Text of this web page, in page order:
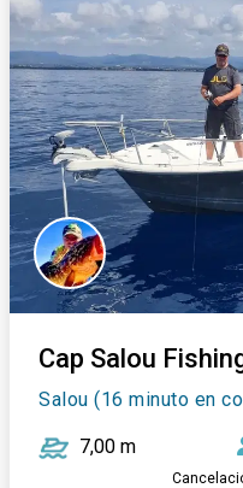
Cap Salou
Salou (16 minuto en
7,00 m